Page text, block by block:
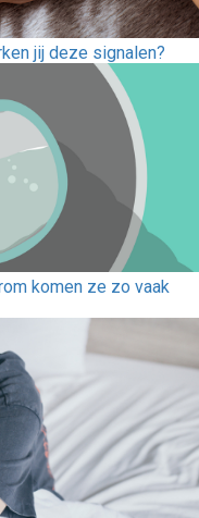
jij deze signalen?
komen ze zo vaak